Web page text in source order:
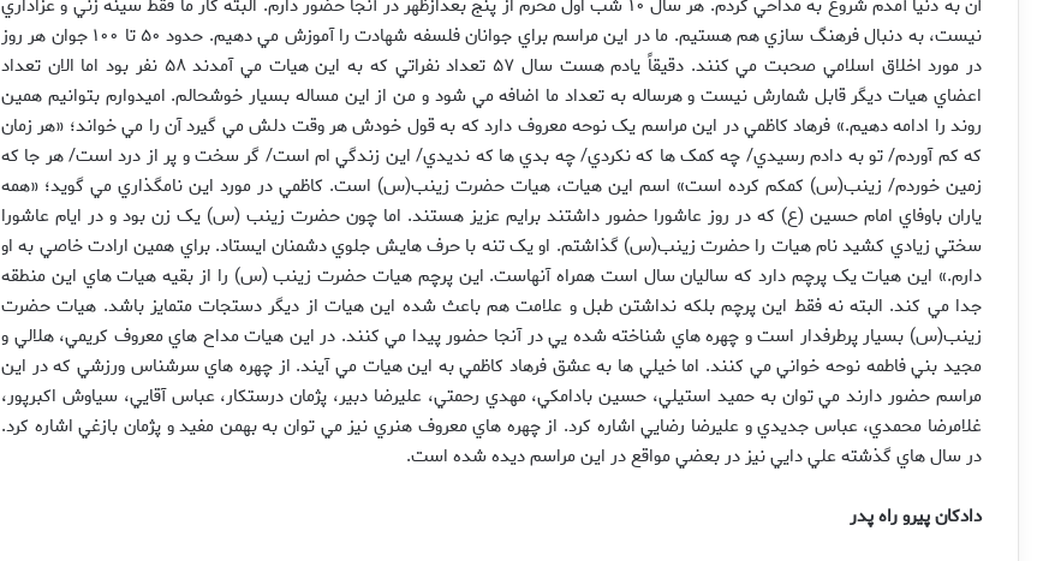
آن به دنيا آمدم شروع به مداحي کردم. هر سال ۱۰ شب اول محرم از پنج بعدازظهر در آنجا حضور دارم. البته کار ما فقط سينه زني و عزاداري
نيست، به دنبال فرهنگ سازي هم هستيم. ما در اين مراسم براي جوانان فلسفه شهادت را آموزش مي دهيم. حدود ۵۰ تا ۱۰۰ جوان هر روز
در مورد اخلاق اسلامي صحبت مي کنند. دقيقاً يادم هست سال ۵۷ تعداد نفراتي که به اين هيات مي آمدند ۵۸ نفر بود اما الان تعداد
اعضاي هيات ديگر قابل شمارش نيست و هرساله به تعداد ما اضافه مي شود و من از اين مساله بسيار خوشحالم. اميدوارم بتوانيم همين
روند را ادامه دهيم.» فرهاد کاظمي در اين مراسم يک نوحه معروف دارد که به قول خودش هر وقت دلش مي گيرد آن را مي خواند؛ «هر زمان
که کم آوردم/ تو به دادم رسيدي/ چه کمک ها که نکردي/ چه بدي ها که نديدي/ اين زندگي ام است/ گر سخت و پر از درد است/ هر جا که
زمين خوردم/ زينب(س) کمکم کرده است» اسم اين هيات، هيات حضرت زينب(س) است. کاظمي در مورد اين نامگذاري مي گويد؛ «همه
ياران باوفاي امام حسين (ع) که در روز عاشورا حضور داشتند برايم عزيز هستند. اما چون حضرت زينب (س) يک زن بود و در ايام عاشورا
سختي زيادي کشيد نام هيات را حضرت زينب(س) گذاشتم. او يک تنه با حرف هايش جلوي دشمنان ايستاد. براي همين ارادت خاصي به او
دارم.» اين هيات يک پرچم دارد که ساليان سال است همراه آنهاست. اين پرچم هيات حضرت زينب (س) را از بقيه هيات هاي اين منطقه
جدا مي کند. البته نه فقط اين پرچم بلکه نداشتن طبل و علامت هم باعث شده اين هيات از ديگر دستجات متمايز باشد. هيات حضرت
زينب(س) بسيار پرطرفدار است و چهره هاي شناخته شده يي در آنجا حضور پيدا مي کنند. در اين هيات مداح هاي معروف کريمي، هلالي و
مجيد بني فاطمه نوحه خواني مي کنند. اما خيلي ها به عشق فرهاد کاظمي به اين هيات مي آيند. از چهره هاي سرشناس ورزشي که در اين
مراسم حضور دارند مي توان به حميد استيلي، حسين بادامکي، مهدي رحمتي، عليرضا دبير، پژمان درستکار، عباس آقايي، سياوش اکبرپور،
غلامرضا محمدي، عباس جديدي و عليرضا رضايي اشاره کرد. از چهره هاي معروف هنري نيز مي توان به بهمن مفيد و پژمان بازغي اشاره کرد.
در سال هاي گذشته علي دايي نيز در بعضي مواقع در اين مراسم ديده شده است.
دادکان پيرو راه پدر